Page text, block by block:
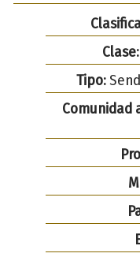
Clase:
Tipo:
Comunidad